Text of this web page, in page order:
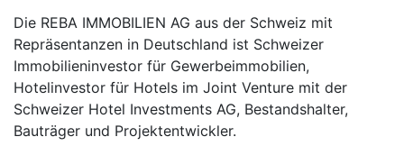
Die REBA IMMOBILIEN AG aus der Schweiz mit
Repräsentanzen in Deutschland ist Schweizer
Immobilieninvestor für Gewerbeimmobilien,
Hotelinvestor für Hotels im Joint Venture mit der
Schweizer Hotel Investments AG, Bestandshalter,
Bauträger und Projektentwickler.